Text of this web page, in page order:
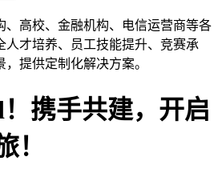
、高校、金融机构、电信运营商等各
人才培养、员工技能提升、竞赛承
提供定制化解决方案。
携手共建，开启
！